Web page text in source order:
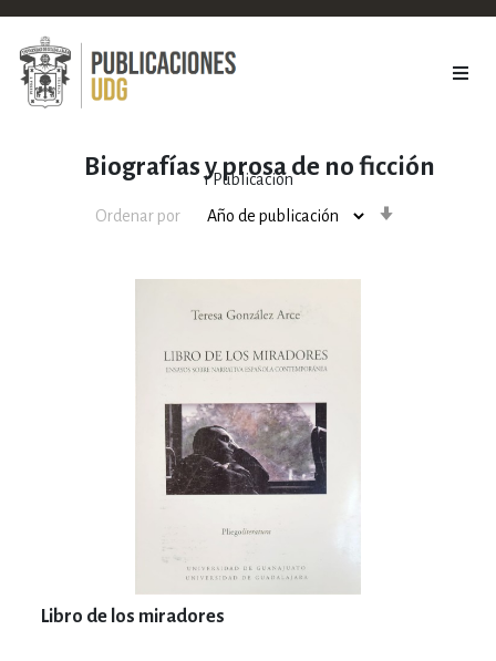
Biografías y prosa de no ficción
1Publicación
Ordenar por
Libro de los miradores